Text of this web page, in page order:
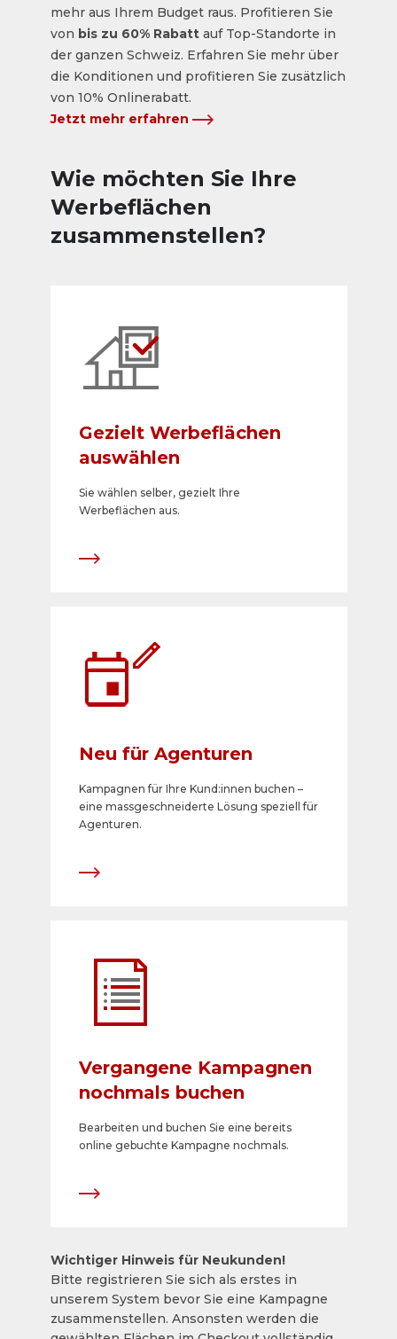
mehr aus Ihrem Budget raus. Profitieren Sie
von bis zu 60% Rabattauf Top-Standorte in
der ganzen Schweiz. Erfahren Sie mehr über
die Konditionen und profitieren Sie zusätzlich
von 10% Onlinerabatt.
Jetzt mehr erfahren
Wie möchten Sie Ihre
Werbeflächen
zusammenstellen?
Gezielt Werbeflächen
auswählen
Sie wählen selber, gezielt Ihre
Werbeflächen aus.
Neu für Agenturen
Kampagnen für Ihre Kund:innen buchen –
eine massgeschneiderte Lösung speziell für
Agenturen.
Vergangene Kampagnen
nochmals buchen
Bearbeiten und buchen Sie eine bereits
online gebuchte Kampagne nochmals.
Wichtiger Hinweis für Neukunden!
Bitte registrieren Sie sich als erstes in
unserem System bevor Sie eine Kampagne
zusammenstellen. Ansonsten werden die